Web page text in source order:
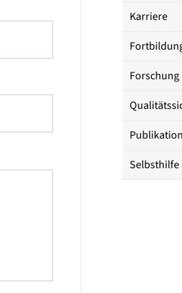
Karriere
Forschung
Selbsthilfe